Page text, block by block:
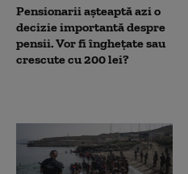
Pensionarii așteaptă azi o
decizie importantă despre
pensii. Vor fi înghețate sau
crescute cu 200 lei?